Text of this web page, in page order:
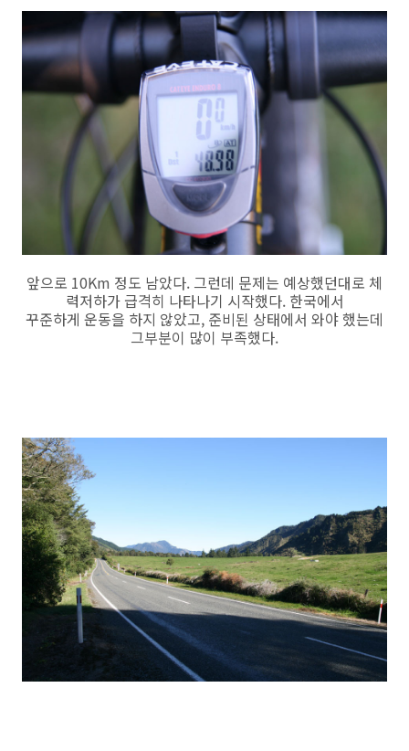
앞으로 10Km 정도 남았다. 그런데 문제는 예상했던대로 체
력저하가 급격히 나타나기 시작했다. 한국에서
꾸준하게 운동을 하지 않았고, 준비된 상태에서 와야 했는데
그부분이 많이 부족했다.